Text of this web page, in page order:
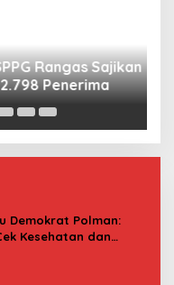
Rangas Sajikan
Penerima
Demokrat Polman:
Kesehatan dan